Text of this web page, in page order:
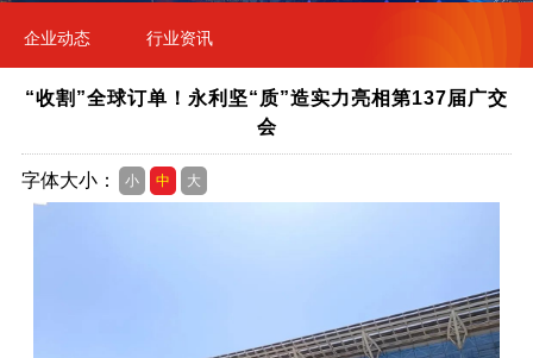
企业动态 行业资讯
“收割”全球订单！永利坚“质”造实力亮相第137届广交
会
字体大小： 小 中 大